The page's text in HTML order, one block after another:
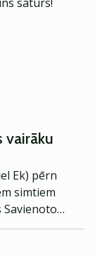
vairāku
Ek) pērn
simtiem
datiem,